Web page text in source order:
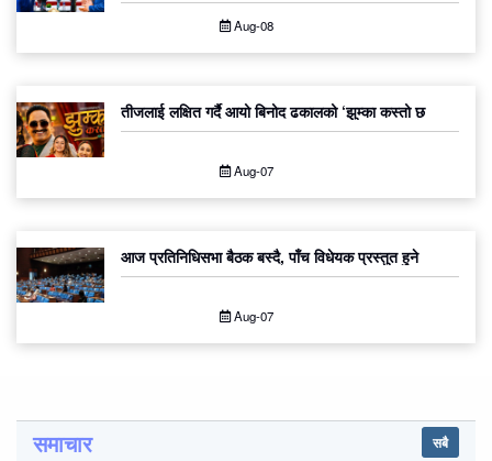
Aug-08
तीजलाई लक्षित गर्दै आयो बिनोद ढकालको ‘झुम्का कस्तो छ
Aug-07
आज प्रतिनिधिसभा बैठक बस्दै, पाँच विधेयक प्रस्तुत हुने
Aug-07
समाचार सबै